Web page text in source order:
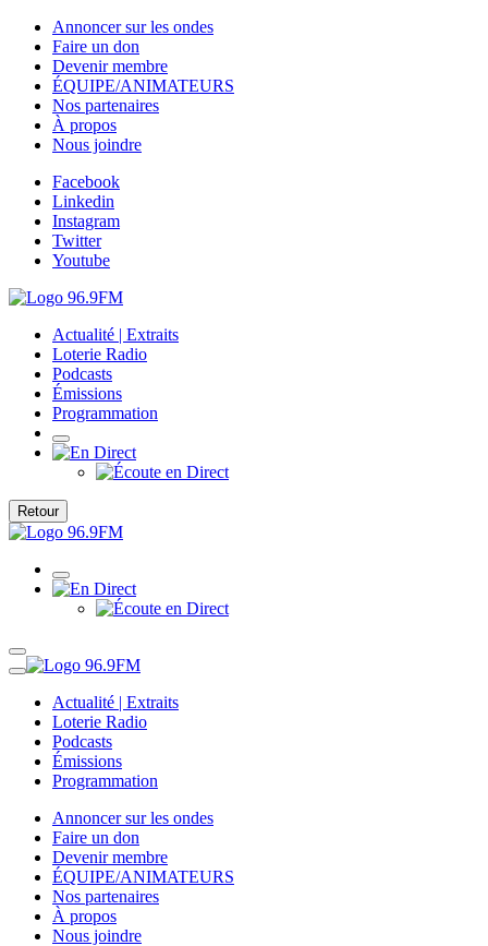
Annoncer sur les ondes
Faire un don
Devenir membre
ÉQUIPE/ANIMATEURS
Nos partenaires
À propos
Nous joindre
Facebook
Linkedin
Instagram
Twitter
Youtube
Actualité | Extraits
Loterie Radio
Podcasts
Émissions
Programmation
Retour
Actualité | Extraits
Loterie Radio
Podcasts
Émissions
Programmation
Annoncer sur les ondes
Faire un don
Devenir membre
ÉQUIPE/ANIMATEURS
Nos partenaires
À propos
Nous joindre